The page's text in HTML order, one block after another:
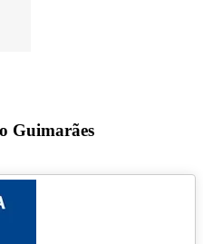
Guimarães